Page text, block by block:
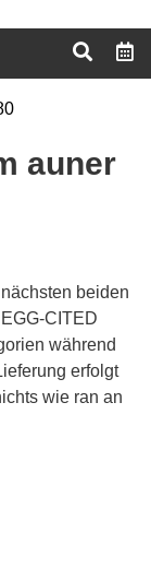
auner
beiden
CITED
während
erfolgt
wie ran an